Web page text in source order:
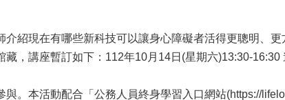
紹現在有哪些新科技可以讓身心障礙者活得更聰明、
，講座暫訂如下：112年10月14日(星期六)13:30-
。本活動配合「公務人員終身學習入口網站(https://